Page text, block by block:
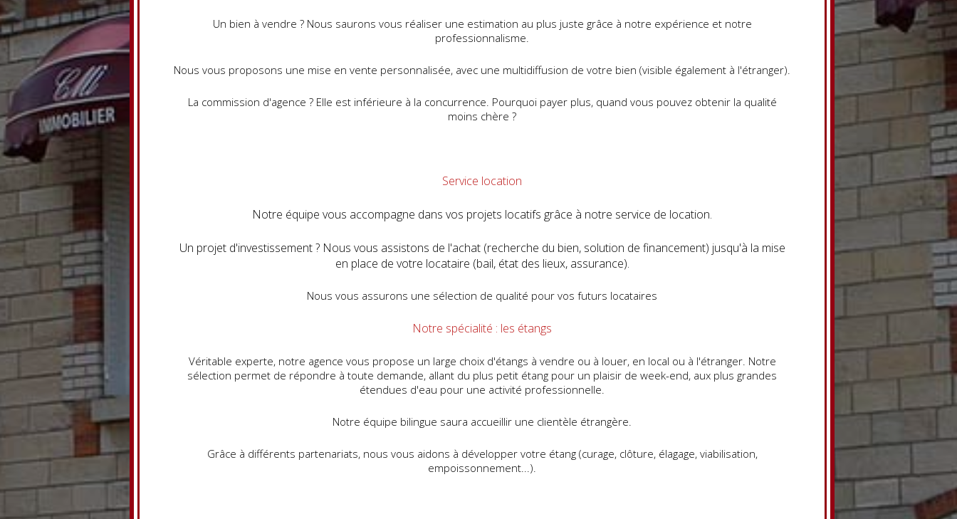
Un bien à vendre ? Nous saurons vous réaliser une estimation au plus juste grâce à notre expérience et notre
professionnalisme.
Nous vous proposons une mise en vente personnalisée, avec une multidiffusion de votre bien (visible également à l'étranger).
La commission d'agence ? Elle est inférieure à la concurrence. Pourquoi payer plus, quand vous pouvez obtenir la qualité
moins chère ?
Service location
Notre équipe vous accompagne dans vos projets locatifs grâce à notre service de location.
Un projet d'investissement ? Nous vous assistons de l'achat (recherche du bien, solution de financement) jusqu'à la mise
en place de votre locataire (bail, état des lieux, assurance).
Nous vous assurons une sélection de qualité pour vos futurs locataires
Notre spécialité : les étangs
Véritable experte, notre agence vous propose un large choix d'étangs à vendre ou à louer, en local ou à l'étranger. Notre
sélection permet de répondre à toute demande, allant du plus petit étang pour un plaisir de week-end, aux plus grandes
étendues d'eau pour une activité professionnelle.
Notre équipe bilingue saura accueillir une clientèle étrangère.
Grâce à différents partenariats, nous vous aidons à développer votre étang (curage, clôture, élagage, viabilisation,
empoissonnement...).